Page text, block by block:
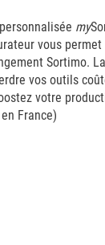
my
vous
Sortimo.
vos outils
votre
France)